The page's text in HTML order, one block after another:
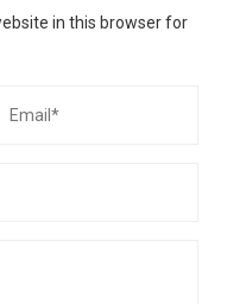
in this browser for